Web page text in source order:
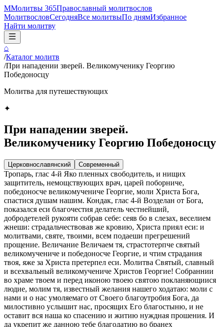
ММолитвы 365Православный молитвослов
МолитвословСегодняВсе молитвыПо днямИзбранное
Найти молитву
⌂
/Каталог молитв
/При нападении зверей. Великомученику Георгию
Победоносцу
Молитва для путешествующих
✦
При нападении зверей.
Великомученику Георгию Победоносцу
Церковнославянский Современный
Тропарь, глас 4-й Яко пленных свободитель, и нищих
защититель, немощствующих врач, царей поборниче,
победоносче великомучениче Георгие, моли Христа Бога,
спастися душам нашим. Кондак, глас 4-й Возделан от Бога,
показался еси благочестия делатель честнейший,
добродетелей рукояти собрав себе: сеяв бо в слезах, веселием
жнеши: страдальчествовав же кровию, Христа приял еси: и
молитвами, святе, твоими, всем подаеши прегрешений
прощение. Величание Величаем тя, страстотерпче святый
великомучениче и победоносче Георгие, и чтим страдания
твоя, яже за Христа претерпел еси. Молитва Святый, славный
и всехвальный великомучениче Христов Георгие! Собраннии
во храме твоем и перед иконою твоею святою покланяющиися
людие, молим тя, известный желания нашего ходатаю: моли с
нами и о нас умоляемаго от Своего благоутробия Бога, да
милостивно услышит нас, просящих Его благостыню, и не
оставит вся наша ко спасению и житию нуждная прошения. И
да укрепит же данною тебе благодатию во бранех